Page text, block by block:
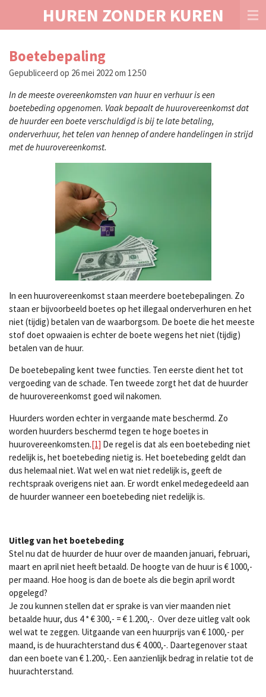
de
hoofdinhoud
HUREN ZONDER KUREN
Boetebepaling
Gepubliceerd op 26 mei 2022 om 12:50
In de meeste overeenkomsten van huur en verhuur is een
boetebeding opgenomen. Vaak bepaalt de huurovereenkomst dat
de huurder een boete verschuldigd is bij te late betaling,
onderverhuur, het telen van hennep of andere handelingen in strijd
met de huurovereenkomst.
In een huurovereenkomst staan meerdere boetebepalingen. Zo
staan er bijvoorbeeld boetes op het illegaal onderverhuren en het
niet (tijdig) betalen van de waarborgsom. De boete die het meeste
stof doet opwaaien is echter de boete wegens het niet (tijdig)
betalen van de huur.
De boetebepaling kent twee functies. Ten eerste dient het tot
vergoeding van de schade. Ten tweede zorgt het dat de huurder
de huurovereenkomst goed wil nakomen.
Huurders worden echter in vergaande mate beschermd. Zo
worden huurders beschermd tegen te hoge boetes in
huurovereenkomsten.[1] De regel is dat als een boetebeding niet
redelijk is, het boetebeding nietig is. Het boetebeding geldt dan
dus helemaal niet. Wat wel en wat niet redelijk is, geeft de
rechtspraak overigens niet aan. Er wordt enkel medegedeeld aan
de huurder wanneer een boetebeding niet redelijk is.
Uitleg van het boetebeding
Stel nu dat de huurder de huur over de maanden januari, februari,
maart en april niet heeft betaald. De hoogte van de huur is € 1000,-
per maand. Hoe hoog is dan de boete als die begin april wordt
opgelegd?
Je zou kunnen stellen dat er sprake is van vier maanden niet
betaalde huur, dus 4 * € 300,- = € 1.200,-. Over deze uitleg valt ook
wel wat te zeggen. Uitgaande van een huurprijs van € 1000,- per
maand, is de huurachterstand dus € 4.000,-. Daartegenover staat
dan een boete van € 1.200,-. Een aanzienlijk bedrag in relatie tot de
huurachterstand.